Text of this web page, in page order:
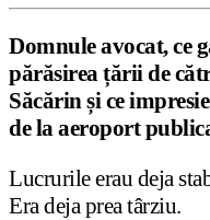
Domnule avocat, ce
părăsirea țării de
Săcărin și ce
de la aeroport
Lucrurile erau deja
Era deja prea târziu.